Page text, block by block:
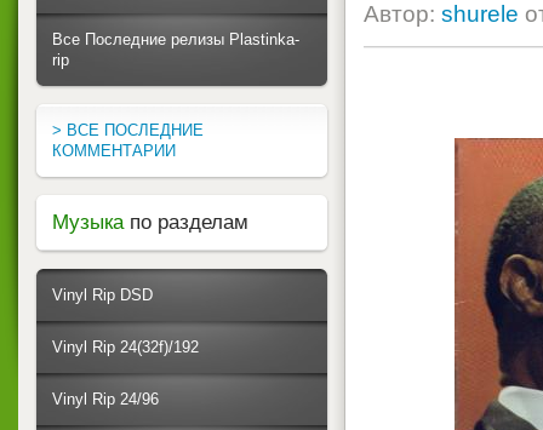
Автор: shurele
Все Последние релизы Plastinka-
rip
> ВСЕ ПОСЛЕДНИЕ
КОММЕНТАРИИ
Музыка по разделам
Vinyl Rip DSD
Vinyl Rip 24(32f)/192
Vinyl Rip 24/96